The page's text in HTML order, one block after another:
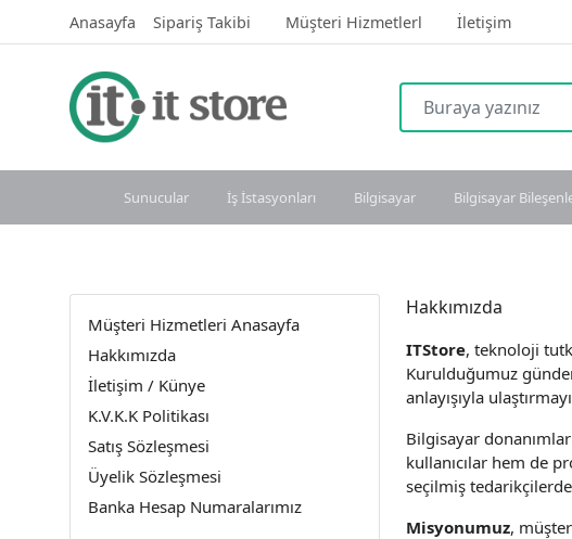
Anasayfa Sipariş Takibi Müşteri Hizmetlerl İletişim
Sunucular İş İstasyonları Bilgisayar Bilgisayar
Müşteri Hizmetleri Anasayfa
Hakkımızda
İletişim / Künye
K.V.K.K Politikası
Satış Sözleşmesi
Üyelik Sözleşmesi
Banka Hesap Numaralarımız
Hakkımızda
ITStore, teknoloji
Kurulduğumuz
anlayışıyla
Bilgisayar
kullanıcılar hem de
seçilmiş
Misyonumuz,